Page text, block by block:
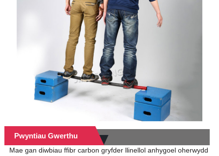
Pwyntiau Gwerthu
Mae gan diwbiau ffibr carbon gryfder llinellol anhygoel oherwydd